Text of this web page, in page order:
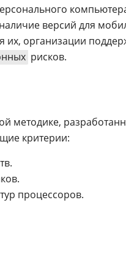
версий для
их, организации
рисков.
методике,
критерии:
процессоров.